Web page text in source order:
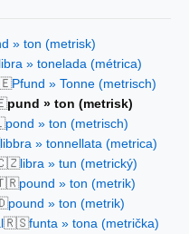
» ton (metrisk)
» tonelada (métrica)
Pfund » Tonne (metrisch)
pund » ton (metrisk)
pond » ton (metrisch)
libbra » tonnellata (metrica)
libra » tun (metrický)
pound » ton (metrik)
pound » ton (metrik)
🇷🇸funta » tona (metrička)